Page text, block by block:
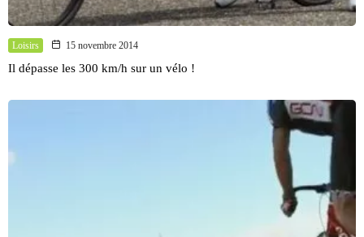
Loisirs 15 novembre 2014
Il dépasse les 300 km/h sur un vélo !